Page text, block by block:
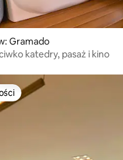
Gramado
katedry, pasaż i kino
z kategorii Wybór gości